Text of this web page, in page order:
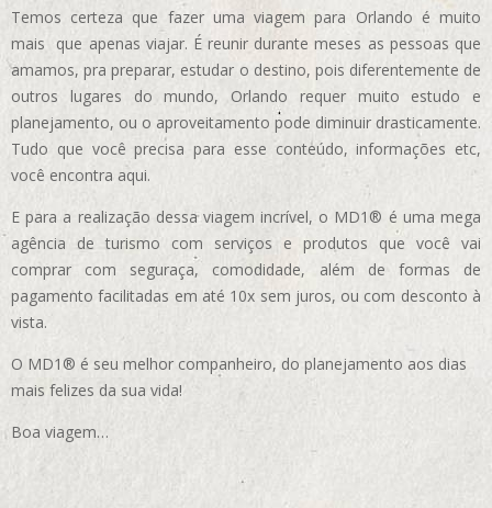
Temos certeza que fazer uma viagem para Orlando é muito
mais que apenas viajar. É reunir durante meses as pessoas que
amamos, pra preparar, estudar o destino, pois diferentemente de
outros lugares do mundo, Orlando requer muito estudo e
planejamento, ou o aproveitamento pode diminuir drasticamente.
Tudo que você precisa para esse conteúdo, informações etc,
você encontra aqui.
E para a realização dessa viagem incrível, o MD1® é uma mega
agência de turismo com serviços e produtos que você vai
comprar com seguraça, comodidade, além de formas de
pagamento facilitadas em até 10x sem juros, ou com desconto à
vista.
O MD1® é seu melhor companheiro, do planejamento aos dias
mais felizes da sua vida!
Boa viagem…